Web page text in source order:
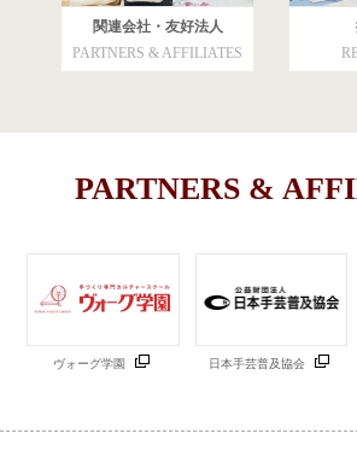
関連会社・友好法人
PARTNERS & AFFILIATES
PARTNERS &
ヴォーグ学園 日本手芸普及協会